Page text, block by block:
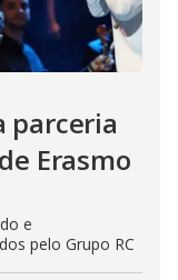
parceria
Erasmo
e
pelo Grupo RC